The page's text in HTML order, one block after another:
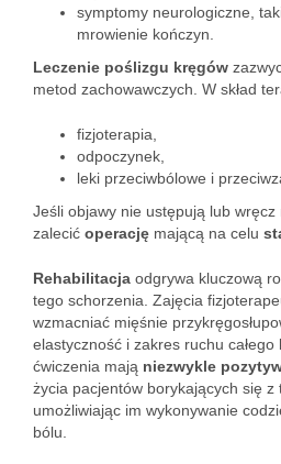
symptomy neurologiczne,
mrowienie kończyn.
Leczenie poślizgu kręgów
metod zachowawczych. W skład
fizjoterapia,
odpoczynek,
leki przeciwbólowe i
Jeśli objawy nie ustępują lub
zalecić operację mającą na celu
Rehabilitacja odgrywa kluczową
tego schorzenia. Zajęcia
wzmacniać mięśnie
elastyczność i zakres ruchu całego
ćwiczenia mają niezwykle
życia pacjentów borykających się z
umożliwiając im wykonywanie
bólu.